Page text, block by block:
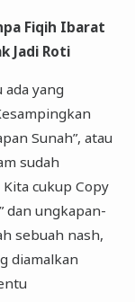
Fiqih Ibarat
Jadi Roti
ada yang
Sunah”, atau
sudah
cukup Copy
dan ungkapan-
sebuah nash,
diamalkan